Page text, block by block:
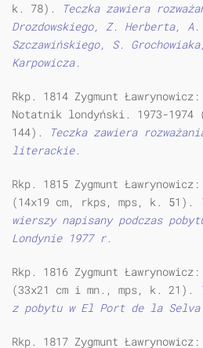
k. 78).
Teczka zawiera
Drozdowskiego, Z. Herberta,
Szczawińskiego, S.
Karpowicza.
Rkp. 1814 Zygmunt
Notatnik londyński. 1973-1974
144).
Teczka zawiera
literackie.
Rkp. 1815 Zygmunt
(14x19 cm, rkps, mps, k. 51).
wierszy napisany podczas
Londynie 1977 r.
Rkp. 1816 Zygmunt
(33x21 cm i mn., mps, k. 21).
z pobytu w El Port de la
Rkp. 1817 Zygmunt